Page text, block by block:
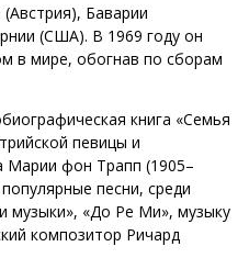
Баварии
(США). В 1969 году он
в мире, обогнав по сборам
книга «Семья
певицы и
Марии фон Трапп (1905–
песни, среди
музыки», «До Ре Ми», музыку
композитор Ричард